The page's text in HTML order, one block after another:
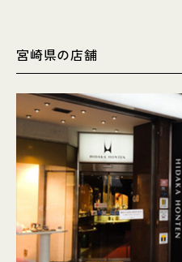
宮崎県の店舗